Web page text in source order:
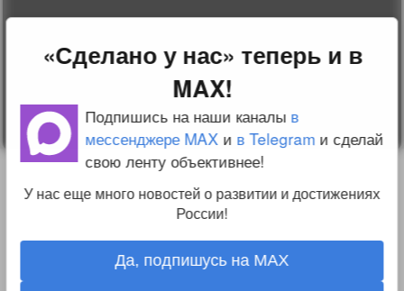
«Сделано у нас» теперь и в
MAX!
Подпишись на наши каналы в
мессенджере MAX и в Telegram и сделай
свою ленту объективнее!
У нас еще много новостей о развитии и достижениях
России!
Да, подпишусь на MAX
Вопрос-ответ
Прочти меня!